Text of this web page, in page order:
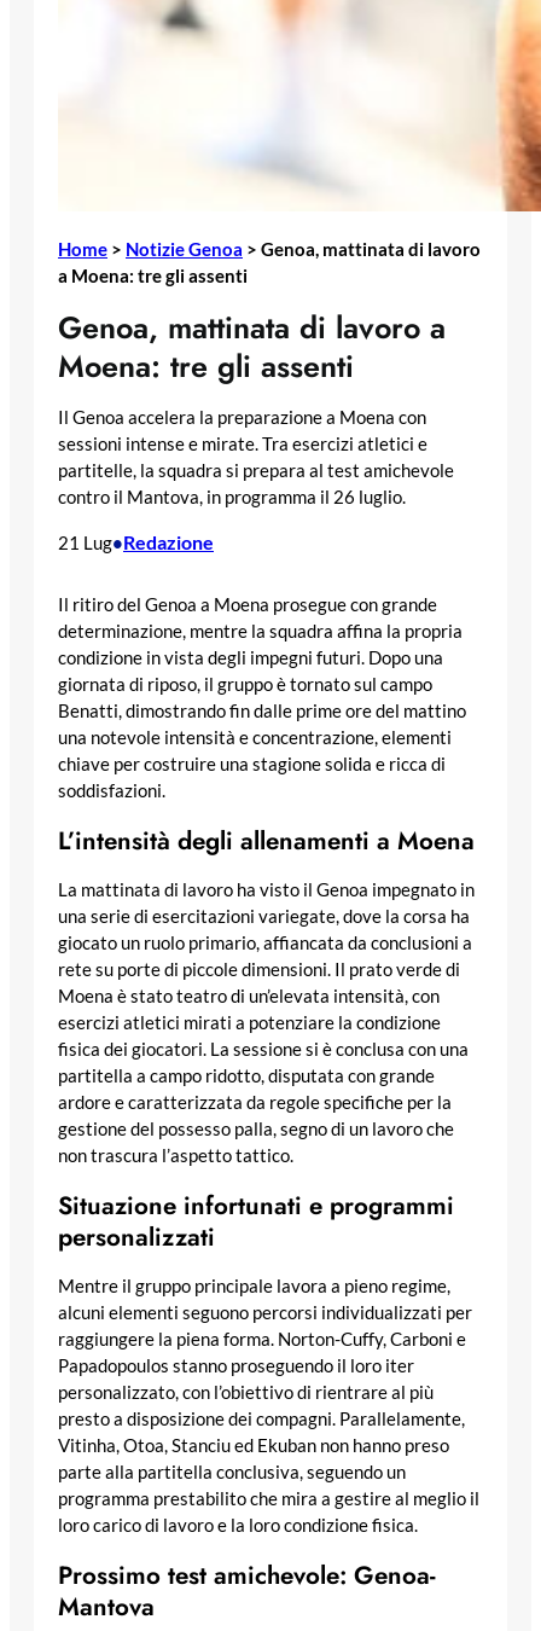
Home > Notizie Genoa > Genoa, mattinata di lavoro
a Moena: tre gli assenti
Genoa, mattinata di lavoro a
Moena: tre gli assenti
Il Genoa accelera la preparazione a Moena con
sessioni intense e mirate. Tra esercizi atletici e
partitelle, la squadra si prepara al test amichevole
contro il Mantova, in programma il 26 luglio.
21 Lug•Redazione
Il ritiro del Genoa a Moena prosegue con grande
determinazione, mentre la squadra affina la propria
condizione in vista degli impegni futuri. Dopo una
giornata di riposo, il gruppo è tornato sul campo
Benatti, dimostrando fin dalle prime ore del mattino
una notevole intensità e concentrazione, elementi
chiave per costruire una stagione solida e ricca di
soddisfazioni.
L’intensità degli allenamenti a Moena
La mattinata di lavoro ha visto il Genoa impegnato in
una serie di esercitazioni variegate, dove la corsa ha
giocato un ruolo primario, affiancata da conclusioni a
rete su porte di piccole dimensioni. Il prato verde di
Moena è stato teatro di un’elevata intensità, con
esercizi atletici mirati a potenziare la condizione
fisica dei giocatori. La sessione si è conclusa con una
partitella a campo ridotto, disputata con grande
ardore e caratterizzata da regole specifiche per la
gestione del possesso palla, segno di un lavoro che
non trascura l’aspetto tattico.
Situazione infortunati e programmi
personalizzati
Mentre il gruppo principale lavora a pieno regime,
alcuni elementi seguono percorsi individualizzati per
raggiungere la piena forma. Norton-Cuffy, Carboni e
Papadopoulos stanno proseguendo il loro iter
personalizzato, con l’obiettivo di rientrare al più
presto a disposizione dei compagni. Parallelamente,
Vitinha, Otoa, Stanciu ed Ekuban non hanno preso
parte alla partitella conclusiva, seguendo un
programma prestabilito che mira a gestire al meglio il
loro carico di lavoro e la loro condizione fisica.
Prossimo test amichevole: Genoa-
Mantova